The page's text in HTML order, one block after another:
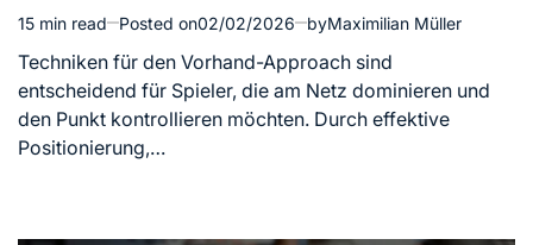
Estimated
read
time
15 min read Posted on02/02/2026 byMaximilian Müller
Techniken für den Vorhand-Approach sind
entscheidend für Spieler, die am Netz dominieren und
den Punkt kontrollieren möchten. Durch effektive
Positionierung,…